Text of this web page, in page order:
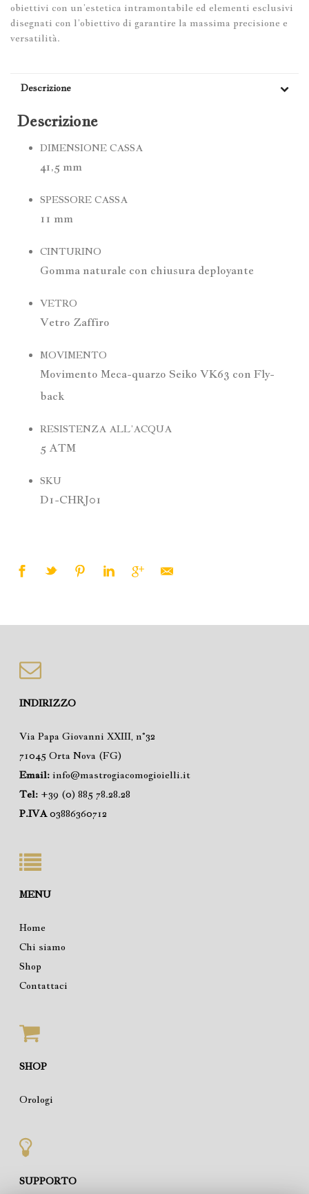
obiettivi con un’estetica intramontabile ed elementi esclusivi
disegnati con l’obiettivo di garantire la massima precisione e
versatilità.
Descrizione
Descrizione
DIMENSIONE CASSA
41,5 mm
SPESSORE CASSA
11 mm
CINTURINO
Gomma naturale con chiusura deployante
VETRO
Vetro Zaffiro
MOVIMENTO
Movimento Meca-quarzo Seiko VK63 con Fly-
back
RESISTENZA ALL’ACQUA
5 ATM
SKU
D1-CHRJ01
INDIRIZZO
Via Papa Giovanni XXIII, n°32
71045 Orta Nova (FG)
Email: info@mastrogiacomogioielli.it
Tel: +39 (0) 885 78.28.28
P.IVA03886360712
MENU
Home
Chi siamo
Shop
Contattaci
SHOP
Orologi
SUPPORTO